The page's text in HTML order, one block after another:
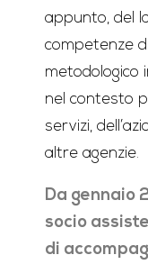
appunto, del
competenze
metodologico
nel contesto
servizi,
altre agenzie.
Da gennaio
socio
di